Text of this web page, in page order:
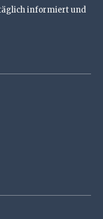
informiert und